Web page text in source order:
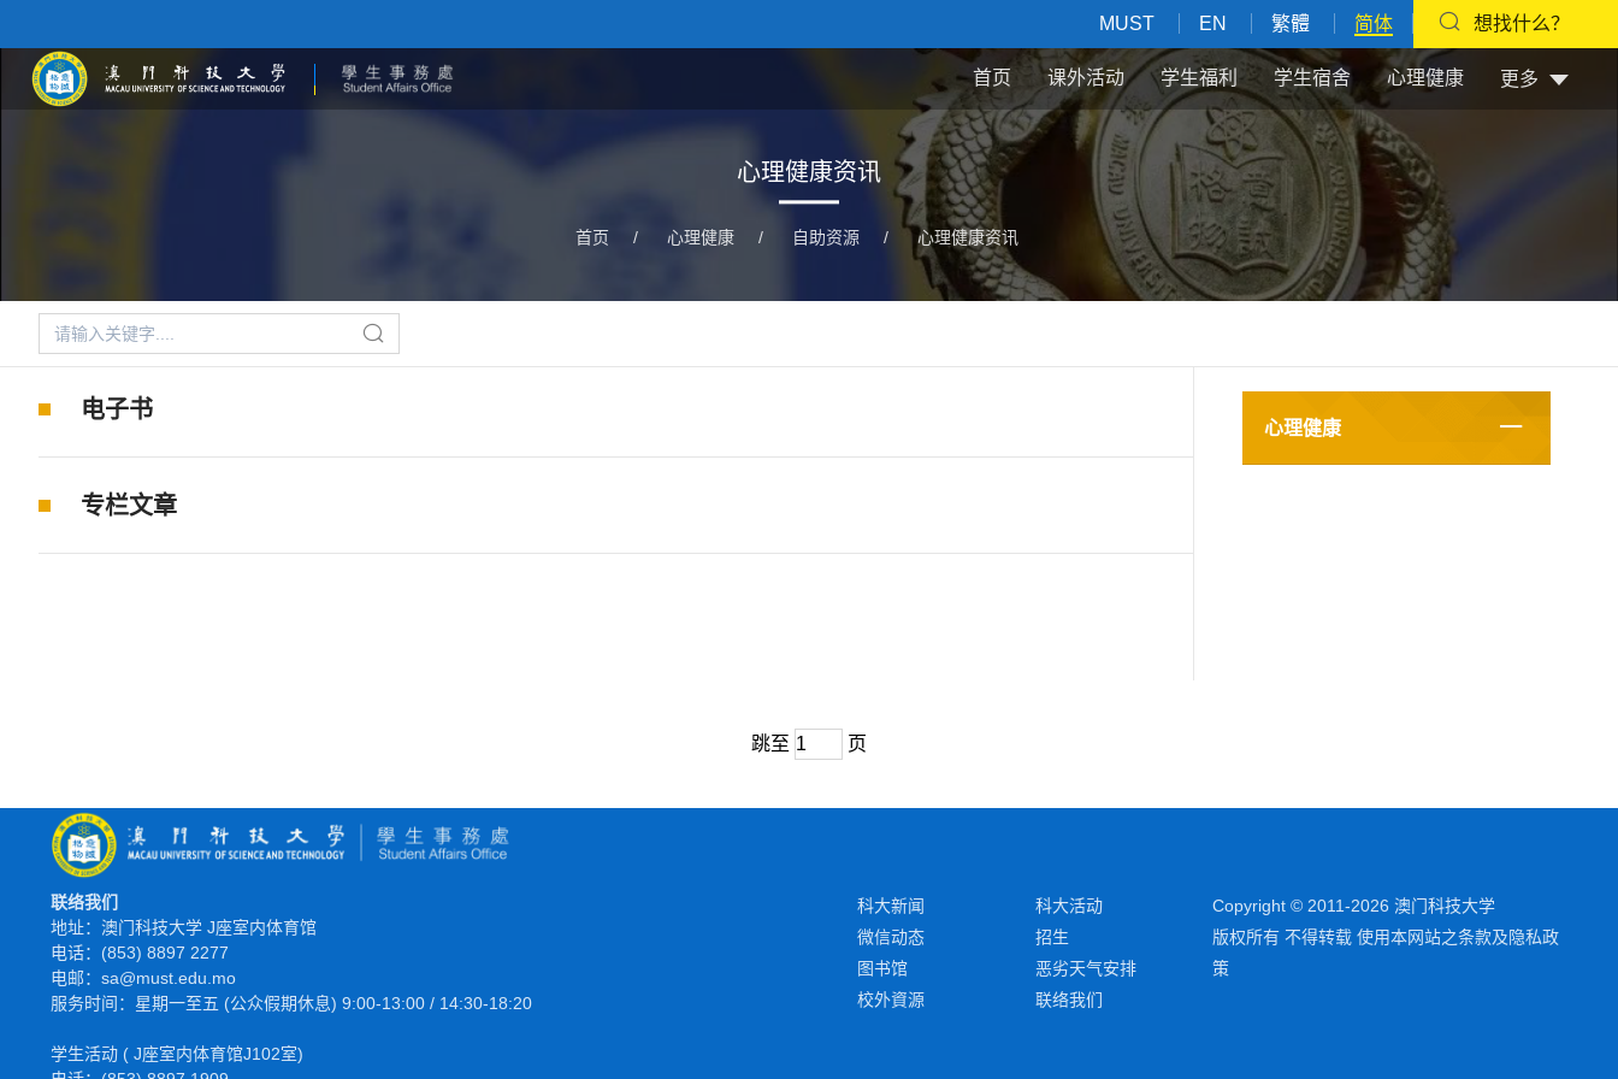
MUST EN 繁體 简体 想找什么？
首页 课外活动 学生福利 学生宿舍 心理健康 更多
心理健康资讯
首页 / 心理健康 / 自助资源 / 心理健康资讯
电子书
专栏文章
心理健康
跳至 页
联络我们
地址：澳门科技大学 J座室内体育馆
电话：(853) 8897 2277
电邮：sa@must.edu.mo
服务时间：星期一至五 (公众假期休息) 9:00-13:00 / 14:30-18:20
学生活动 ( J座室内体育馆J102室)
科大新闻
科大活动
微信动态
招生
图书馆
恶劣天气安排
校外資源
联络我们
Copyright © 2011-2026 澳门科技大学
版权所有 不得转载 使用本网站之条款及隐私政
策